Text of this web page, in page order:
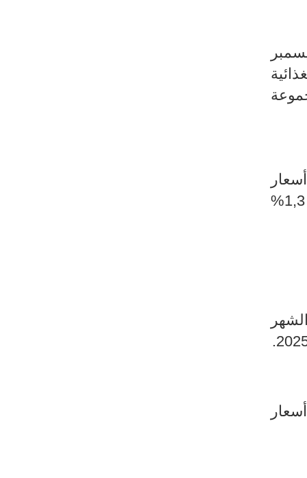
ديسمبر
الخضر الطازجة بنسبة 3,6% وأسعار لحم الضأن بنسبة 1,7% وأسعار لحم البقر بنسبة 1,3%
بنسبة 1,7% خلال الشهر
.
أسعار